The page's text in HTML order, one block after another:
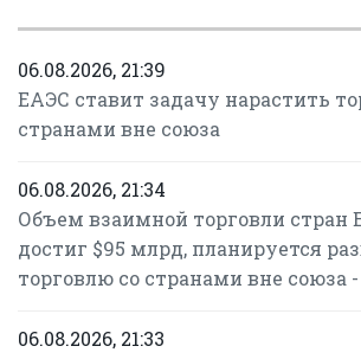
06.08.2026, 21:39
ЕАЭС ставит задачу нарастить
странами вне союза
06.08.2026, 21:34
Объем взаимной торговли стран
достиг $95 млрд, планируется
торговлю со странами вне союза
06.08.2026, 21:33